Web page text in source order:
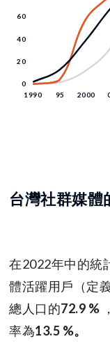
台灣社群媒體
在2022年中的統
體活躍用戶（定
總人口的72.9 %
率為13.5 %。